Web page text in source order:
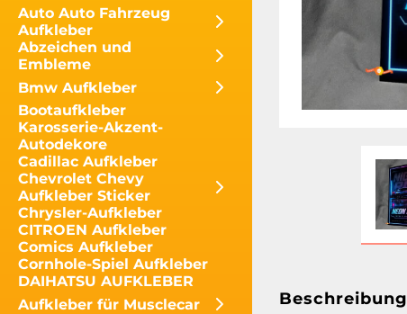
Auto Auto Fahrzeug
Aufkleber
Abzeichen und
Embleme
Bmw Aufkleber
Bootaufkleber
Karosserie-Akzent-
Autodekore
Cadillac Aufkleber
Chevrolet Chevy
Aufkleber Sticker
Chrysler-Aufkleber
CITROEN Aufkleber
Comics Aufkleber
Cornhole-Spiel Aufkleber
DAIHATSU AUFKLEBER
Aufkleber für Musclecar
Beschreibung